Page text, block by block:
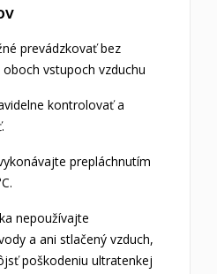
prevádzkovať bez
vstupoch vzduchu
kontrolovať a
prepláchnutím
nepoužívajte
a ani stlačený vzduch,
poškodeniu ultratenkej